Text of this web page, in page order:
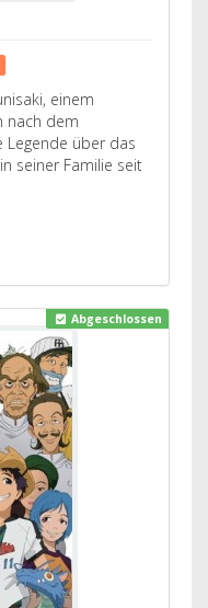
einem
nach dem
Legende über das
seiner Familie seit
Abgeschlossen